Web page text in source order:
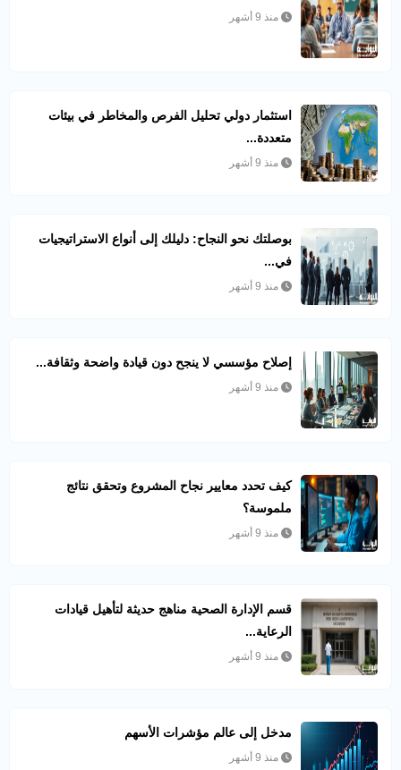
منذ 9 أشهر
استثمار دولي تحليل الفرص والمخاطر في بيئات
متعددة...
منذ 9 أشهر
بوصلتك نحو النجاح: دليلك إلى أنواع الاستراتيجيات
في...
منذ 9 أشهر
إصلاح مؤسسي لا ينجح دون قيادة واضحة وثقافة...
منذ 9 أشهر
كيف تحدد معايير نجاح المشروع وتحقق نتائج
ملموسة؟
منذ 9 أشهر
قسم الإدارة الصحية مناهج حديثة لتأهيل قيادات
الرعاية...
منذ 9 أشهر
مدخل إلى عالم مؤشرات الأسهم
منذ 9 أشهر